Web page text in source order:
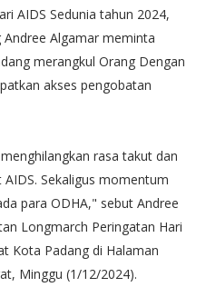
AIDS Sedunia tahun 2024,
Algamar meminta
merangkul Orang Dengan
akses pengobatan
rasa takut dan
Sekaligus momentum
para ODHA," sebut Andree
Longmarch Peringatan Hari
Kota Padang di Halaman
Minggu (1/12/2024).